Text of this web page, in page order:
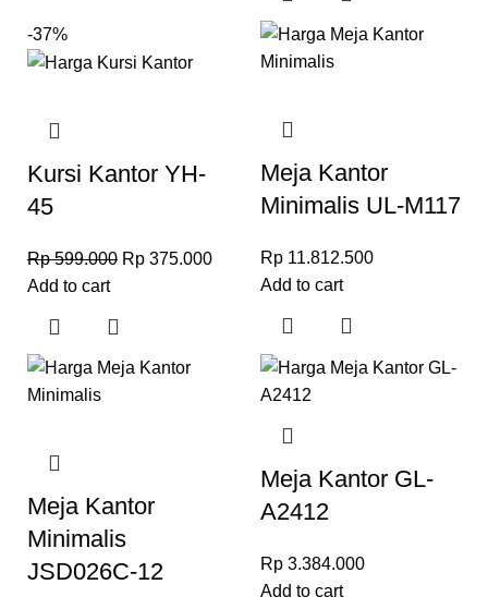
-37%
Kursi Kantor YH-
45
Rp599.000 Rp 375.000
Add to cart
Meja Kantor
Minimalis UL-M117
Rp 11.812.500
Add to cart
Meja Kantor
Minimalis
JSD026C-12
Meja Kantor GL-
A2412
Rp 3.384.000
Add to cart